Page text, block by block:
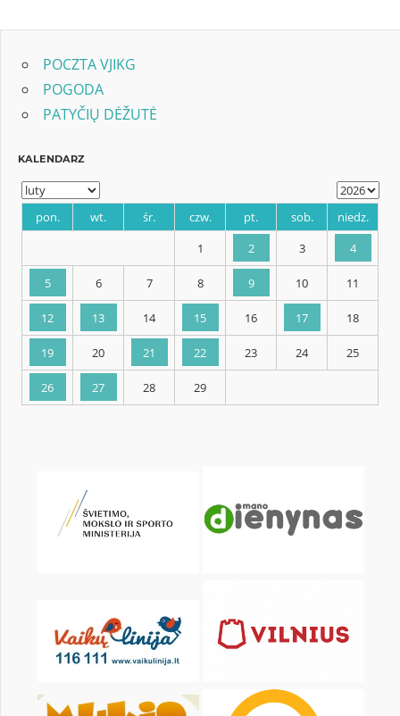
POCZTA VJIKG
POGODA
PATYČIŲ DĖŽUTĖ
KALENDARZ
pon. śr. czw.